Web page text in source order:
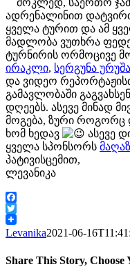
მოკლედ, საერთო
ადრენალინით
ყველა ტურით და ამ
მადლობა ვუთხრა
ტურნირის ორმოცივე
ირაკლი, სერგუნა
და ვიდეო
გამავლობაში
დღეებს. ასევე მინად
მოგება, ზური როგორც
ხომ ხედავ
ასევე
ყველა სპონსორს
პატივისცემით,
ლევანიკა
Facebook
Twitter
Levanika2021-06-
Share This Story, Choose